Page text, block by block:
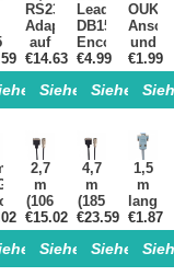
Einzelheiten>
RS232-
Adapterkabel
auf
USB
2.0
€14.63
Siehe
Leadshine
DB15
Encoder-
Kabel
6-
polig
für
Loop-
Motoren
NEMA
23 /
24 /
34
€4.99
Siehe
und
XH2.54
für
17
PH2.0
auf
XH2.54
€1.99
Einzelheiten>
2,7
m
(106
Zoll)
AWG20
Motor
und
€15.02
Siehe
4,7
m
(185
Zoll)
AWG20
Motor-
und
€23.59
Siehe
1,5
m
langes
RS232-
Kabel
für
€1.87